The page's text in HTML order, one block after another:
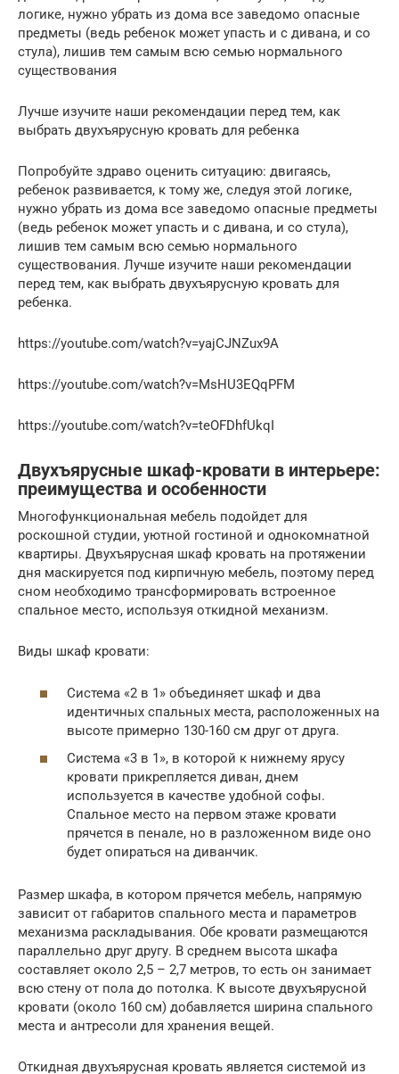
логике, нужно убрать из дома все заведомо опасные
предметы (ведь ребенок может упасть и с дивана, и со
стула), лишив тем самым всю семью нормального
существования
Лучше изучите наши рекомендации перед тем, как
выбрать двухъярусную кровать для ребенка
Попробуйте здраво оценить ситуацию: двигаясь,
ребенок развивается, к тому же, следуя этой логике,
нужно убрать из дома все заведомо опасные предметы
(ведь ребенок может упасть и с дивана, и со стула),
лишив тем самым всю семью нормального
существования. Лучше изучите наши рекомендации
перед тем, как выбрать двухъярусную кровать для
ребенка.
https://youtube.com/watch?v=yajCJNZux9A
https://youtube.com/watch?v=MsHU3EQqPFM
https://youtube.com/watch?v=teOFDhfUkqI
Двухъярусные шкаф-кровати в интерьере:
преимущества и особенности
Многофункциональная мебель подойдет для
роскошной студии, уютной гостиной и однокомнатной
квартиры. Двухъярусная шкаф кровать на протяжении
дня маскируется под кирпичную мебель, поэтому перед
сном необходимо трансформировать встроенное
спальное место, используя откидной механизм.
Виды шкаф кровати:
Система «2 в 1» объединяет шкаф и два
идентичных спальных места, расположенных на
высоте примерно 130-160 см друг от друга.
Система «3 в 1», в которой к нижнему ярусу
кровати прикрепляется диван, днем
используется в качестве удобной софы.
Спальное место на первом этаже кровати
прячется в пенале, но в разложенном виде оно
будет опираться на диванчик.
Размер шкафа, в котором прячется мебель, напрямую
зависит от габаритов спального места и параметров
механизма раскладывания. Обе кровати размещаются
параллельно друг другу. В среднем высота шкафа
составляет около 2,5 – 2,7 метров, то есть он занимает
всю стену от пола до потолка. К высоте двухъярусной
кровати (около 160 см) добавляется ширина спального
места и антресоли для хранения вещей.
Откидная двухъярусная кровать является системой из